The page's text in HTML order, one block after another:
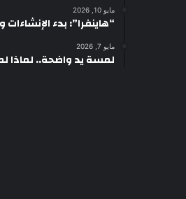
مايو 10, 2026
“هاينفرا”: بدء الإنشاءات
مايو 7, 2026
لمسة يد واضحة.. لماذا